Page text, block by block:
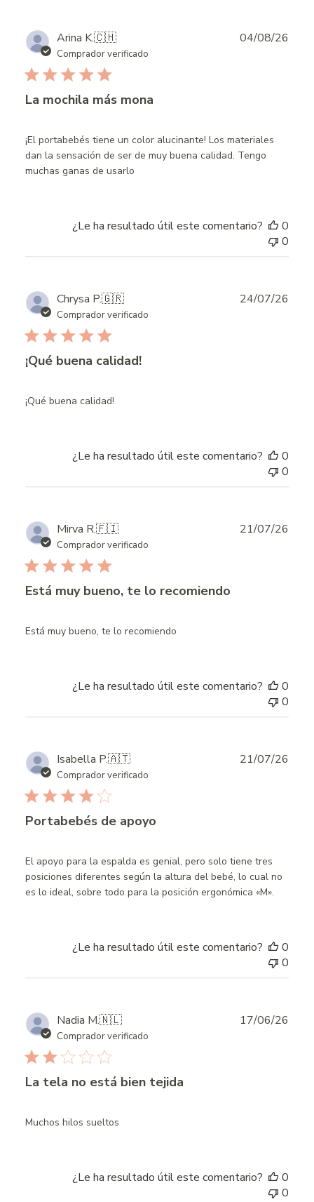
Arina K.🇨🇭
Comprador verificado
La mochila más mona
¡El portabebés tiene un color alucinante! Los materiales
dan la sensación de ser de muy buena calidad. Tengo
muchas ganas de usarlo
04/08/26
¿Le ha resultado útil este comentario?
0
0
Chrysa P.🇬🇷
Comprador verificado
¡Qué buena calidad!
¡Qué buena calidad!
24/07/26
¿Le ha resultado útil este comentario?
0
0
Mirva R.🇫🇮
Comprador verificado
Está muy bueno, te lo recomiendo
Está muy bueno, te lo recomiendo
21/07/26
¿Le ha resultado útil este comentario?
0
0
Isabella P.🇦🇹
Comprador verificado
Portabebés de apoyo
El apoyo para la espalda es genial, pero solo tiene tres
posiciones diferentes según la altura del bebé, lo cual no
es lo ideal, sobre todo para la posición ergonómica «M».
21/07/26
¿Le ha resultado útil este comentario?
0
0
Nadia M.🇳🇱
Comprador verificado
La tela no está bien tejida
Muchos hilos sueltos
17/06/26
¿Le ha resultado útil este comentario?
0
0